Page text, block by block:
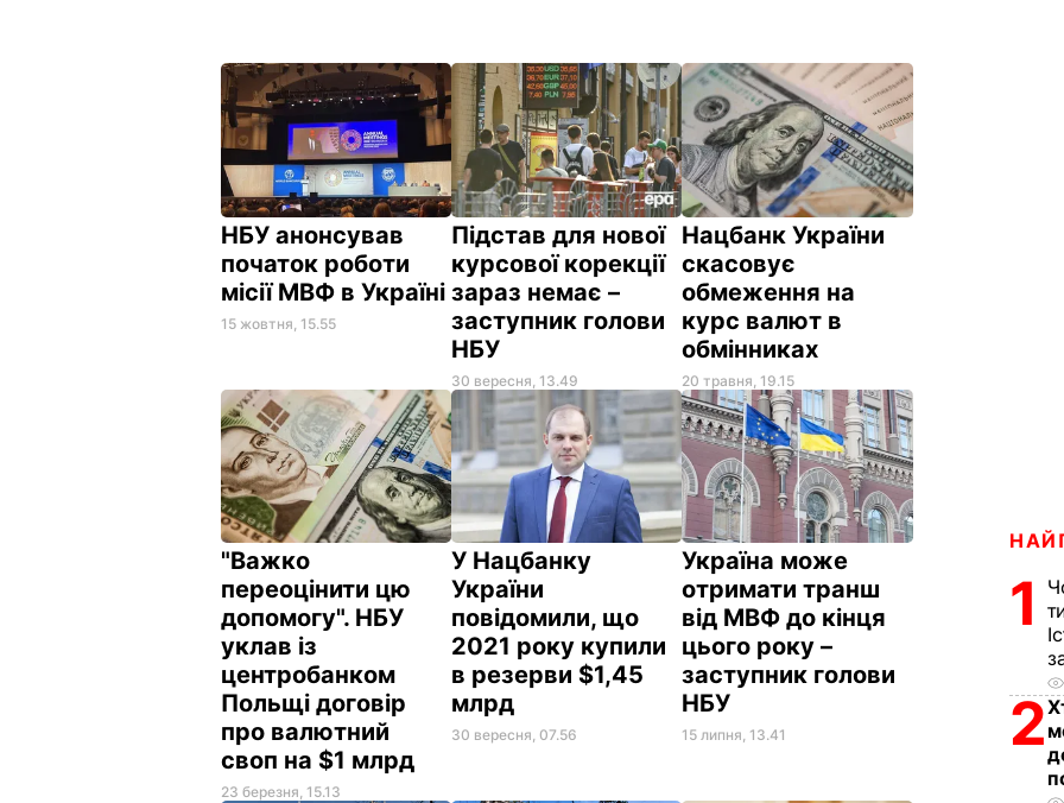
НБУ анонсував
початок роботи
місії МВФ в Україні
15 жовтня, 15.55
Підстав для нової
курсової корекції
зараз немає –
заступник голови
НБУ
30 вересня, 13.49
Нацбанк України
скасовує
обмеження на
курс валют в
обмінниках
20 травня, 19.15
"Важко
переоцінити цю
допомогу". НБУ
уклав із
центробанком
Польщі договір
про валютний
своп на $1 млрд
23 березня, 15.13
У Нацбанку
України
повідомили, що
2021 року купили
в резерви $1,45
млрд
30 вересня, 07.56
Україна може
отримати транш
від МВФ до кінця
цього року –
заступник голови
НБУ
15 липня, 13.41
1
2